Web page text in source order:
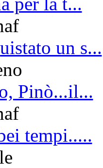
un s...
Pinò...il...
tempi.....